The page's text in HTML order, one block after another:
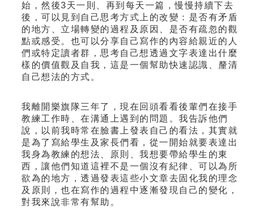
始，然後3天一則、再到每天一篇，慢慢持續下去
後，可以見到自己思考方式上的改變：是否有矛盾
的地方、立場轉變的過程及原因、是否有疏忽的觀
點或感受。也可以分享自己寫作的內容給親近的人
們或特定讀者群，思考自己想透過文字表達出什麼
樣的價值觀及自我，這是一個幫助快速認識、釐清
自己想法的方式。
我離開樂旗隊三年了，現在回頭看看後輩們在接手
教練工作時、在溝通上遇到的問題。我告訴他們
說，以前我時常在臉書上發表自己的看法，其實就
是為了寫給學生及家長們看，從一開始就要表達出
我身為教練的想法、原則、我想要帶給學生的東
西，讓他們知道這裡不是一個沒有紀律、可以為所
欲為的地方，透過發表這些小文章去固化我的理念
及原則，也在寫作的過程中逐漸發現自己的變化，
對我來說非常有幫助。